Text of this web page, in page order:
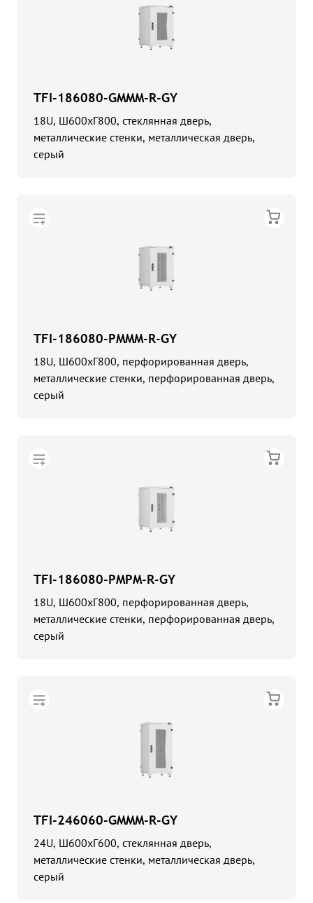
TFI-186080-GMMM-R-GY
18U, Ш600хГ800, стеклянная дверь,
металлические стенки, металлическая дверь,
серый
TFI-186080-PMMM-R-GY
18U, Ш600хГ800, перфорированная дверь,
металлические стенки, перфорированная дверь,
серый
TFI-186080-PMPM-R-GY
18U, Ш600хГ800, перфорированная дверь,
металлические стенки, перфорированная дверь,
серый
TFI-246060-GMMM-R-GY
24U, Ш600хГ600, стеклянная дверь,
металлические стенки, металлическая дверь,
серый